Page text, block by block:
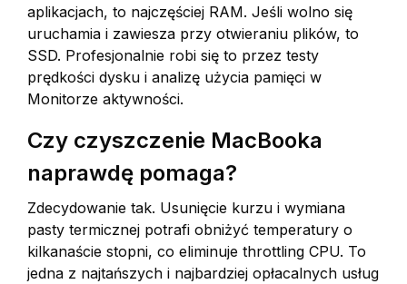
aplikacjach, to najczęściej RAM. Jeśli wolno się
uruchamia i zawiesza przy otwieraniu plików, to
SSD. Profesjonalnie robi się to przez testy
prędkości dysku i analizę użycia pamięci w
Monitorze aktywności.
Czy czyszczenie MacBooka
naprawdę pomaga?
Zdecydowanie tak. Usunięcie kurzu i wymiana
pasty termicznej potrafi obniżyć temperatury o
kilkanaście stopni, co eliminuje throttling CPU. To
jedna z najtańszych i najbardziej opłacalnych usług